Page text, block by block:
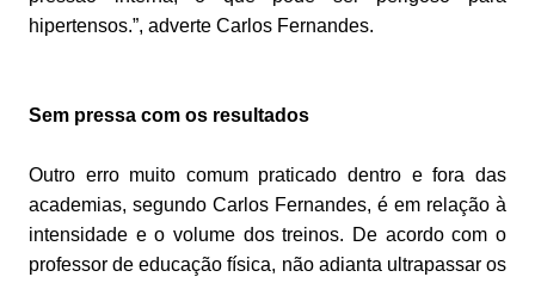
hipertensos.”, adverte Carlos Fernandes.
Sem pressa com os resultados
Outro erro muito comum praticado dentro e fora das
academias, segundo Carlos Fernandes, é em relação à
intensidade e o volume dos treinos. De acordo com o
professor de educação física, não adianta ultrapassar os